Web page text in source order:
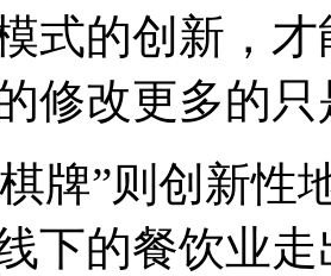
式的创新，
修改更多的
牌”则创新性
下的餐饮业